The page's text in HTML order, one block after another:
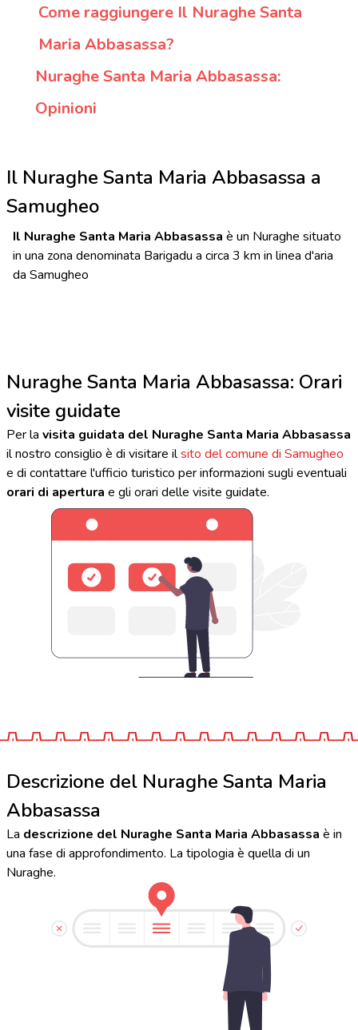
Come raggiungere Il Nuraghe Santa
Maria Abbasassa?
Nuraghe Santa Maria Abbasassa:
Opinioni
Il Nuraghe Santa Maria Abbasassa a
Samugheo
Il Nuraghe Santa Maria Abbasassa è un Nuraghe situato
in una zona denominata Barigadu a circa 3 km in linea d'aria
da Samugheo
Nuraghe Santa Maria Abbasassa: Orari
visite guidate
Per la visita guidata del Nuraghe Santa Maria Abbasassa
il nostro consiglio è di visitare ilsito del comune di Samugheo
e di contattare l'ufficio turistico per informazioni sugli eventuali
orari di apertura e gli orari delle visite guidate.
Descrizione del Nuraghe Santa Maria
Abbasassa
La descrizione del Nuraghe Santa Maria Abbasassa è in
una fase di approfondimento. La tipologia è quella di un
Nuraghe.